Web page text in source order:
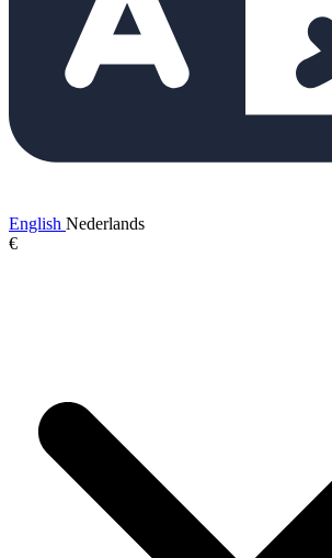
English Nederlands
€